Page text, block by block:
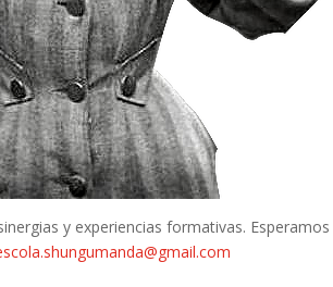
y experiencias formativas.